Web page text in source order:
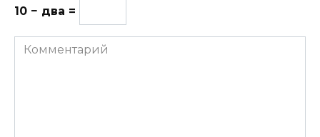
10 − два =
Комментарий